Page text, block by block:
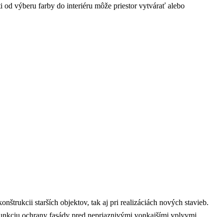
výberu farby do interiéru môže priestor vytvárať alebo
starších objektov, tak aj pri realizáciách nových stavieb.
ochrany fasády pred nepriaznivými vonkajšími vplyvmi.